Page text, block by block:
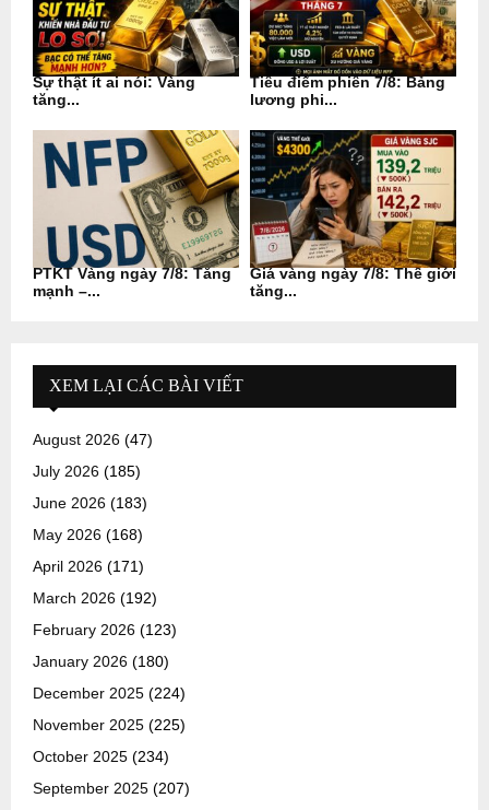
Sự thật ít ai nói: Vàng
tăng...
Tiêu điểm phiên 7/8: Bảng
lương phi...
PTKT Vàng ngày 7/8: Tăng
mạnh –...
Giá vàng ngày 7/8: Thế giới
tăng...
XEM LẠI CÁC BÀI VIẾT
August 2026 (47)
July 2026 (185)
June 2026 (183)
May 2026 (168)
April 2026 (171)
March 2026 (192)
February 2026 (123)
January 2026 (180)
December 2025 (224)
November 2025 (225)
October 2025 (234)
September 2025 (207)